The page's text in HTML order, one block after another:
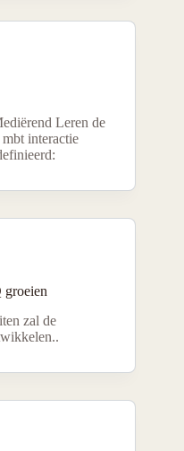
Leren de
interactie
groeien
zal de